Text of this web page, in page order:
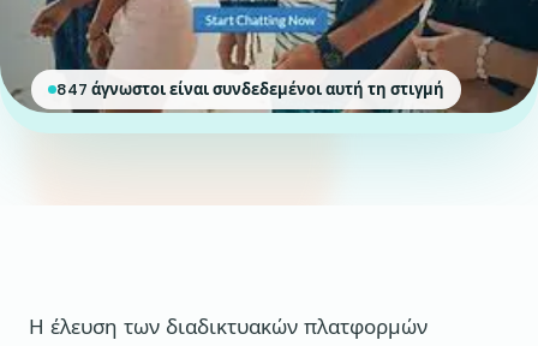
847 άγνωστοι είναι συνδεδεμένοι αυτή τη στιγμή
Η έλευση των διαδικτυακών πλατφορμών